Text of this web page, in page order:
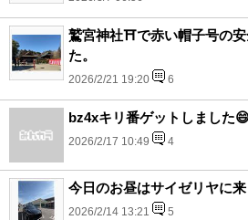
鷲宮神社⛩️で赤い帽子号の
た。
2026/2/21 19:20 6
bz4xキリ番ゲットしました😄
2026/2/17 10:49 4
今日のお昼はサイゼリヤに
2026/2/14 13:21 5